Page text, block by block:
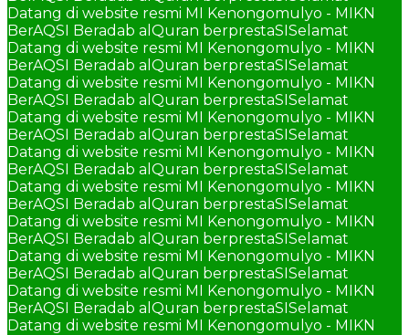
Datang di website resmi MI Kenongomulyo - MIKN
BerAQSI Beradab alQuran berprestaSISelamat
Datang di website resmi MI Kenongomulyo - MIKN
BerAQSI Beradab alQuran berprestaSISelamat
Datang di website resmi MI Kenongomulyo - MIKN
BerAQSI Beradab alQuran berprestaSISelamat
Datang di website resmi MI Kenongomulyo - MIKN
BerAQSI Beradab alQuran berprestaSISelamat
Datang di website resmi MI Kenongomulyo - MIKN
BerAQSI Beradab alQuran berprestaSISelamat
Datang di website resmi MI Kenongomulyo - MIKN
BerAQSI Beradab alQuran berprestaSISelamat
Datang di website resmi MI Kenongomulyo - MIKN
BerAQSI Beradab alQuran berprestaSISelamat
Datang di website resmi MI Kenongomulyo - MIKN
BerAQSI Beradab alQuran berprestaSISelamat
Datang di website resmi MI Kenongomulyo - MIKN
BerAQSI Beradab alQuran berprestaSISelamat
Datang di website resmi MI Kenongomulyo - MIKN